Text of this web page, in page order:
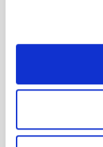
CUSTOMER CARE
PAYMENTS
REQUEST A RETURN